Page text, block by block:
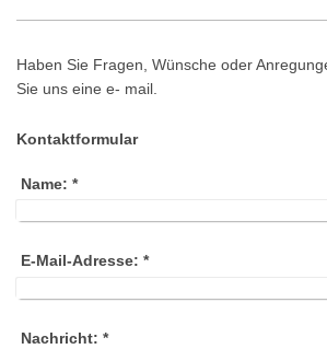
Haben Sie Fragen, Wünsche oder
Sie uns eine e- mail.
Kontaktformular
Name: *
E-Mail-Adresse: *
Nachricht: *